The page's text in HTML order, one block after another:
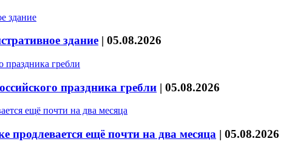
здание | 05.08.2026
праздника гребли | 05.08.2026
продлевается ещё почти на два месяца | 05.08.2026